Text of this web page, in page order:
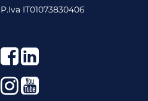
P.Iva IT01073830406
Facebook
LinkedIn
Instagram
YouTube